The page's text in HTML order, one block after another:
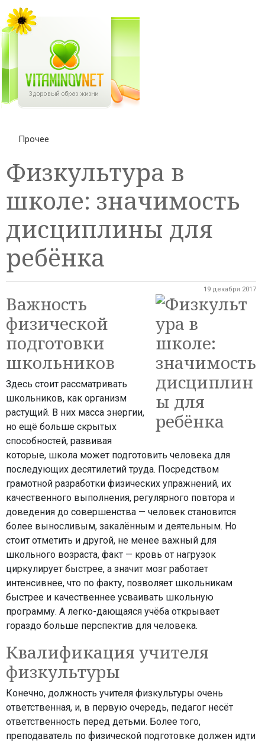
Прочее
Физкультура в
школе: значимость
дисциплины для
ребёнка
19 декабря 2017
Важность
физической
подготовки
школьников
Здесь стоит рассматривать
школьников, как организм
растущий. В них масса энергии,
но ещё больше скрытых
способностей, развивая
которые, школа может подготовить человека для
последующих десятилетий труда. Посредством
грамотной разработки физических упражнений, их
качественного выполнения, регулярного повтора и
доведения до совершенства — человек становится
более выносливым, закалённым и деятельным. Но
стоит отметить и другой, не менее важный для
школьного возраста, факт — кровь от нагрузок
циркулирует быстрее, а значит мозг работает
интенсивнее, что по факту, позволяет школьникам
быстрее и качественнее усваивать школьную
программу. А легко-дающаяся учёба открывает
гораздо больше перспектив для человека.
Квалификация учителя
физкультуры
Конечно, должность учителя физкультуры очень
ответственная, и, в первую очередь, педагог несёт
ответственность перед детьми. Более того,
преподаватель по физической подготовке должен идти